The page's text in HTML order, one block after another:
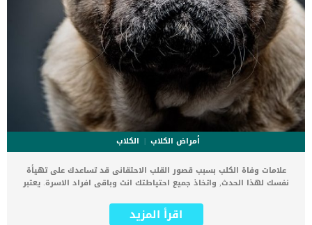
أمراض الكلاب
الكلاب
علامات وفاة الكلب بسبب قصور القلب الاحتقانى قد تساعدك على تهيأة
نفسك لهذا الحدث, واتخاذ جميع احتياطتك انت وباقى افراد الاسرة. يعتبر
يتعرض لها جميع الكائنات الحية بما فى ذلك الكلاب والقطط. كما ان القلب
يعتبر عضوا رئيسيا فى جسم الكلاب, واى قصور به يعتبر قصور فى باقى
اقرأ المزيد